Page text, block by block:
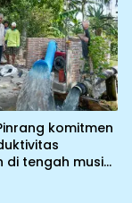
komitmen
di tengah musim